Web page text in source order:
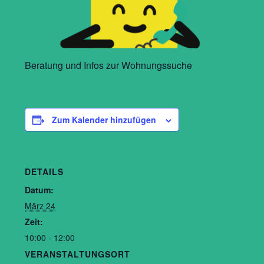
Beratung und Infos zur Wohnungssuche
Zum Kalender hinzufügen
DETAILS
Datum:
März 24
Zeit:
10:00 - 12:00
VERANSTALTUNGSORT